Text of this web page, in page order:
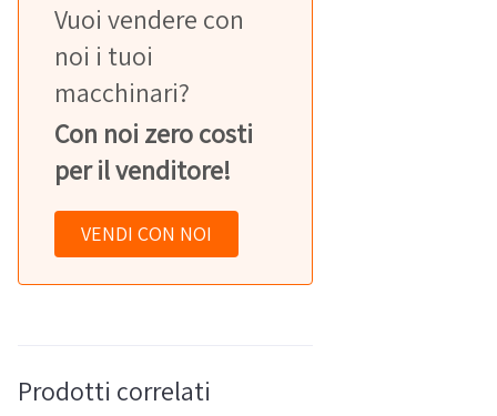
Vuoi vendere con
noi i tuoi
macchinari?
Con noi zero costi
per il venditore!
VENDI CON NOI
Prodotti correlati